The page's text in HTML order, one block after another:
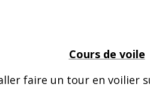
Cours de voile
faire un tour en voilier